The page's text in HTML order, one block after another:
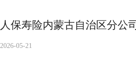
人保寿险内蒙古自治区分公
2026-05-21